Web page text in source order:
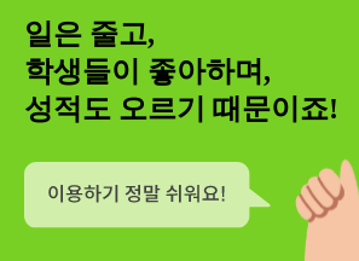
일은 줄고,
학생들이 좋아하며,
성적도 오르기 때문이죠!